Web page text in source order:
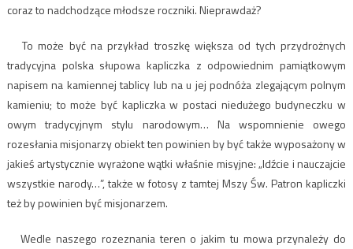
coraz to nadchodzące młodsze roczniki. Nieprawdaż?
To może być na przykład troszkę większa od tych przydrożnych
tradycyjna polska słupowa kapliczka z odpowiednim pamiątkowym
napisem na kamiennej tablicy lub na u jej podnóża zlegającym polnym
kamieniu; to może być kapliczka w postaci niedużego budyneczku w
owym tradycyjnym stylu narodowym… Na wspomnienie owego
rozesłania misjonarzy obiekt ten powinien by być także wyposażony w
jakieś artystycznie wyrażone wątki właśnie misyjne: „Idźcie i nauczajcie
wszystkie narody…”, także w fotosy z tamtej Mszy Św. Patron kapliczki
też by powinien być misjonarzem.
Wedle naszego rozeznania teren o jakim tu mowa przynależy do